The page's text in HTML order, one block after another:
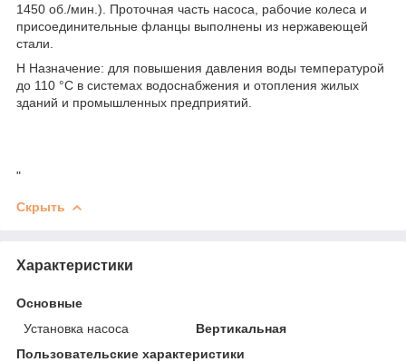
1450 об./мин.). Проточная часть насоса, рабочие колеса и
присоединительные фланцы выполнены из нержавеющей
стали.
Н Назначение: для повышения давления воды температурой
до 110 °С в системах водоснабжения и отопления жилых
зданий и промышленных предприятий.
"
Скрыть
Характеристики
Основные
Установка насоса
Вертикальная
Пользовательские характеристики